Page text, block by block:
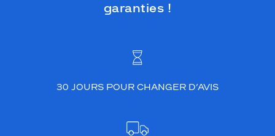
garanties !
30 JOURS POUR CHANGER D’AVIS